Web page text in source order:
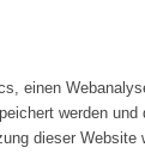
einen
werden
dieser